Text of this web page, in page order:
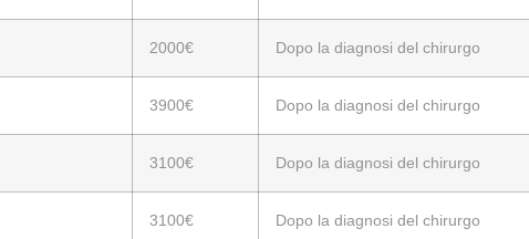
2000€ Dopo la diagnosi del chirurgo
3900€ Dopo la diagnosi del chirurgo
3100€ Dopo la diagnosi del chirurgo
3100€ Dopo la diagnosi del chirurgo